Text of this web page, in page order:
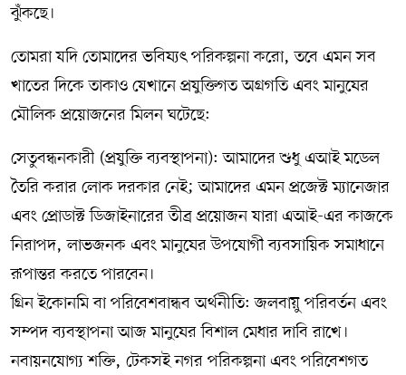
ঝুঁকছে।
তোমরা যদি তোমাদের ভবিষ্যৎ পরিকল্পনা করো, তবে এমন সব
খাতের দিকে তাকাও যেখানে প্রযুক্তিগত অগ্রগতি এবং মানুষের
মৌলিক প্রয়োজনের মিলন ঘটেছে:
সেতুবন্ধনকারী (প্রযুক্তি ব্যবস্থাপনা): আমাদের শুধু এআই মডেল
তৈরি করার লোক দরকার নেই; আমাদের এমন প্রজেক্ট ম্যানেজার
এবং প্রোডাক্ট ডিজাইনারের তীব্র প্রয়োজন যারা এআই-এর কাজকে
নিরাপদ, লাভজনক এবং মানুষের উপযোগী ব্যবসায়িক সমাধানে
রূপান্তর করতে পারবেন।
গ্রিন ইকোনমি বা পরিবেশবান্ধব অর্থনীতি: জলবায়ু পরিবর্তন এবং
সম্পদ ব্যবস্থাপনা আজ মানুষের বিশাল মেধার দাবি রাখে।
নবায়নযোগ্য শক্তি, টেকসই নগর পরিকল্পনা এবং পরিবেশগত